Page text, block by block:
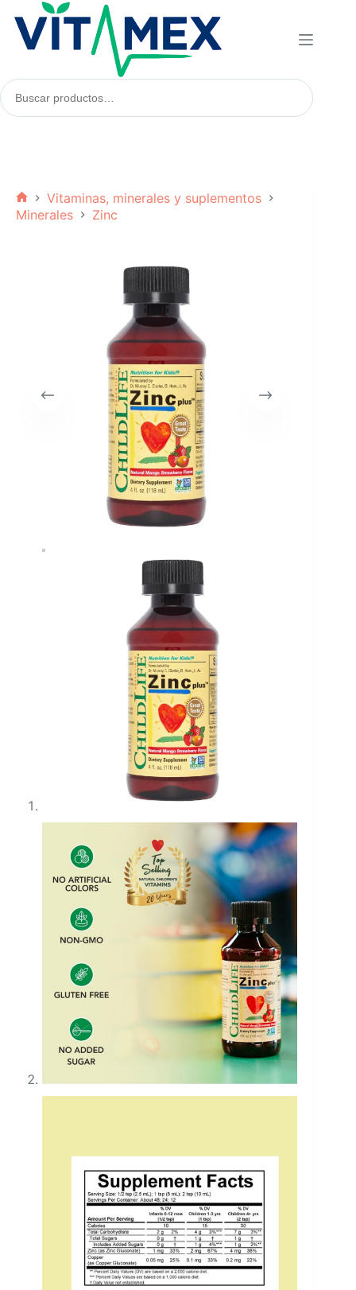
contenido
Buscar
productos:
Inicio
Vitaminas, minerales y suplementos
Minerales
Zinc